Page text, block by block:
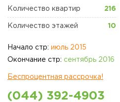
Количество квартир 216
Количество этажей 10
Начало стр: июль 2015
Окончание стр: сентябрь 2016
Беспроцентная рассрочка!
(044) 392-4903